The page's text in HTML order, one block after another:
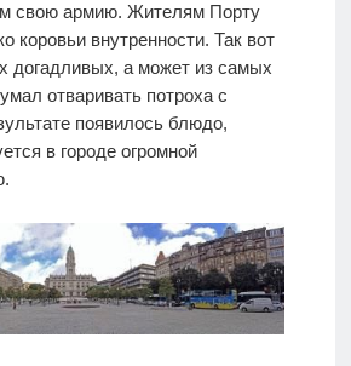
свою армию. Жителям Порту
коровьи внутренности. Так вот
догадливых, а может из самых
отваривать потроха с
появилось блюдо,
в городе огромной